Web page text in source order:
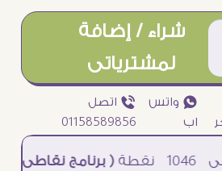
شراء / إضافة
لمشترياتى
₧ واتس
اب
ƒ اتصل
01158589856
نقطة( برنامج نقاطى )à خصم 5% للعملاء الجدد à شحن مجانى عند الشراء ب 4000 جنيه à